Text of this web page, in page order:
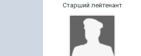
Старший лейтенант